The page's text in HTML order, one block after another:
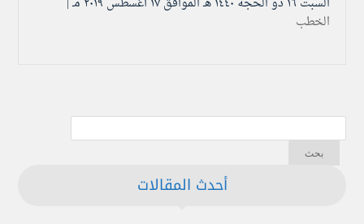
الخطب
أحدث المقالات